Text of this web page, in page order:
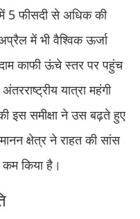
5 फीसदी से अधिक की
में भी वैश्विक ऊर्जा
काफी ऊंचे स्तर पर पहुंच
यात्रा महंगी
इस समीक्षा ने उस बढ़ते हुए
क्षेत्र ने राहत की सांस
किया है।